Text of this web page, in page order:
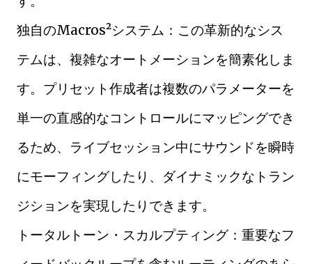
独自のMacros²システム：この革新的なシス
テムは、複雑なオートメーションを簡素化しま
す。プリセット作成者は複数のパラメーターを
単一の直感的なコントロールにマッピングでき
るため、ライブセッション中にサウンドを瞬時
にモーフィングしたり、ダイナミックなトラン
ジションを実現したりできます。
トータルトーン・スカルプティング：重要なフ